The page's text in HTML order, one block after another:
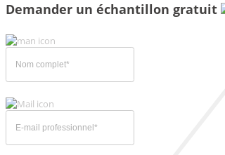
Demander un échantillon gratuit